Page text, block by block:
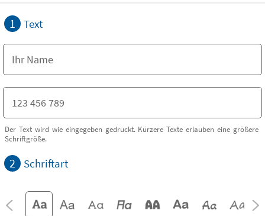
1 Text
Der Text wird wie eingegeben gedruckt. Kürzere Texte erlauben eine größere
Schriftgröße.
2 Schriftart